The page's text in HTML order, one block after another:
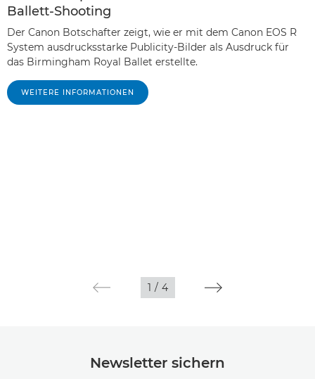
Ballett-Shooting
Der Canon Botschafter zeigt, wie er mit dem Canon EOS R
System ausdrucksstarke Publicity-Bilder als Ausdruck für
das Birmingham Royal Ballet erstellte.
WEITERE INFORMATIONEN
1 / 4
Newsletter sichern